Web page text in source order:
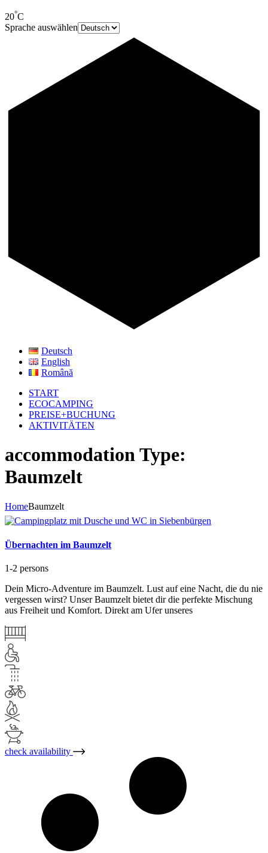
20°C
Sprache auswählen
Deutsch
English
Română
START
ECOCAMPING
PREISE+BUCHUNG
AKTIVITÄTEN
accommodation Type:
Baumzelt
HomeBaumzelt
Übernachten im Baumzelt
1-2 persons
Dein Micro-Adventure im Baumzelt. Lust auf eine Nacht, die du nie
vergessen wirst? Unser Baumzelt bietet dir die perfekte Mischung
aus Freiheit und Komfort. Direkt am Ufer unseres
check availability